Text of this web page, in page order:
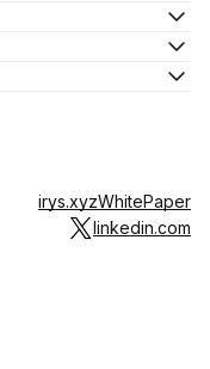
irys.xyzWhitePaper
linkedin.com